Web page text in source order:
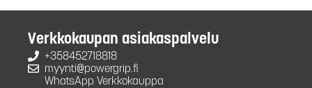
Verkkokaupan asiakaspalvelu
+358452718818
myynti@powergrip.fi
WhatsApp Verkkokauppa